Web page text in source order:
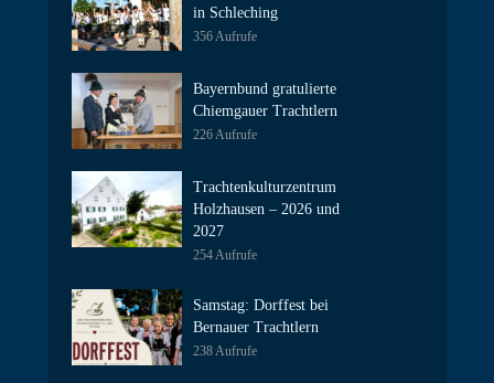
in Schleching
356 Aufrufe
Bayernbund gratulierte
Chiemgauer Trachtlern
226 Aufrufe
Trachtenkulturzentrum
Holzhausen – 2026 und
2027
254 Aufrufe
Samstag: Dorffest bei
Bernauer Trachtlern
238 Aufrufe